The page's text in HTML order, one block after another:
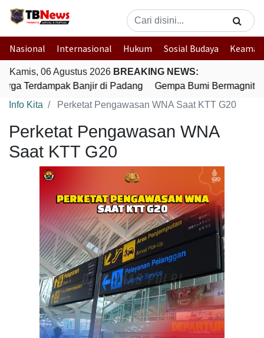
Nasional Internasional Hukum Sosial Budaya
Kamis, 06 Agustus 2026 BREAKING NEWS:
Terdampak Banjir di Padang
Gempa Bumi
Info Kita
Perketat Pengawasan WNA Saat KTT G20
Perketat Pengawasan WNA
Saat KTT G20